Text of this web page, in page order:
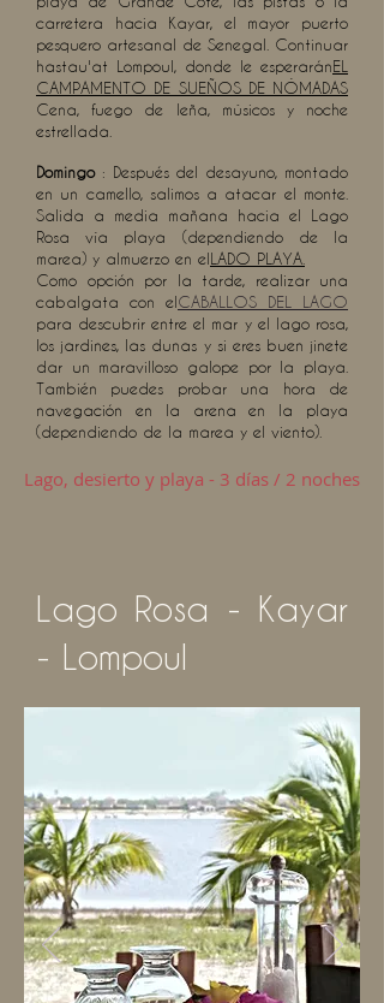
carretera hacia Kayar, el mayor puerto
pesquero artesanal de Senegal. Continuar
hastau'at Lompoul, donde le esperaránEL
CAMPAMENTO DE SUEÑOS DE NÓMADAS
Cena, fuego de leña, músicos y noche
estrellada.
Domingo: Después del desayuno, montado
en un camello, salimos a atacar el monte.
Salida a media mañana hacia el Lago
Rosa vía playa (dependiendo de la
marea) y almuerzo en elLADO PLAYA.
Como opción por la tarde, realizar una
cabalgata con elCABALLOS DEL LAGO
para descubrir entre el mar y el lago rosa,
los jardines, las dunas y si eres buen jinete
dar un maravilloso galope por la playa.
También puedes probar una hora de
navegación en la arena en la playa
(dependiendo de la marea y el viento).
Lago, desierto y playa - 3 días / 2 noches
Lago Rosa - Kayar
- Lompoul